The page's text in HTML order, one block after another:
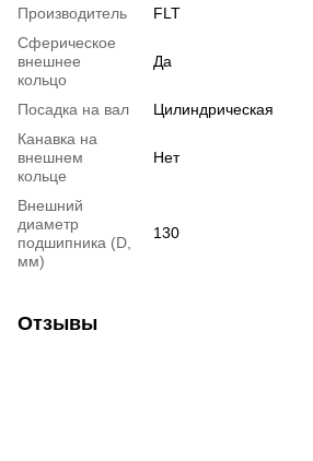
Производитель
FLT
Сферическое
внешнее
кольцо
Да
Посадка на вал
Цилиндрическая
Канавка на
внешнем
кольце
Нет
Внешний
диаметр
подшипника (D,
мм)
130
Отзывы